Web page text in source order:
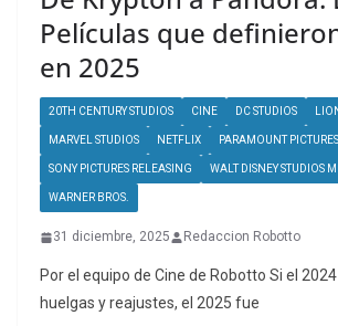
Películas que
en 2025
20TH CENTURY STUDIOS CINE DC STUDIOS
MARVEL STUDIOS NETFLIX PARAMOUNT PICTURES
SONY PICTURES RELEASING WALT DISNEY STUDIOS
WARNER BROS.
31 diciembre, 2025 Redaccion Robotto
Por el equipo de Cine de Robotto Si el
huelgas y reajustes, el 2025 fue